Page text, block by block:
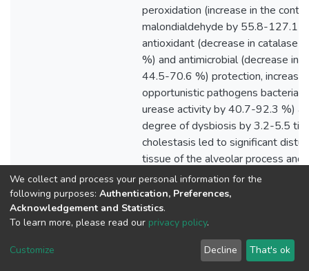
We collect and process your personal information for the
following purposes: Authentication, Preferences,
Acknowledgement and Statistics.
To learn more, please read our privacy policy.
Customize Decline That's ok